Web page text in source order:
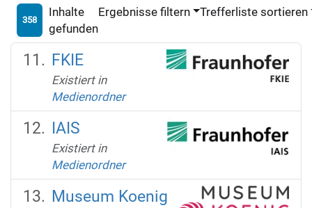
358
Inhalte
gefunden
Ergebnisse filtern Trefferliste sortieren
FKIE
Existiert in
Medienordner
IAIS
Existiert in
Medienordner
Museum Koenig